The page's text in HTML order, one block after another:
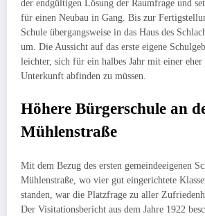
der end­gültigen Lösung der Raumfrage und
für einen Neubau in Gang. Bis zur
Schule übergangsweise in das Haus des
um. Die Aussicht auf das erste eigene
leichter, sich für ein halbes Jahr mit einer
Unterkunft abfinden zu müssen.
Höhere Bürgerschule an
Mühlenstraße
Mit dem Bezug des ersten gemeindeeigenen
Mühlen­straße, wo vier gut ein­gerichtete
standen, war die Platzfrage zu aller
Der Visitations­bericht aus dem Jahre 1922